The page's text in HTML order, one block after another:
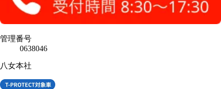
管理番号
0638046
八女本社